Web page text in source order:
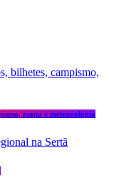
mapa e meteorologia